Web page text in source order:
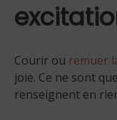
Courir ou remuer
joie. Ce ne sont
renseignent en